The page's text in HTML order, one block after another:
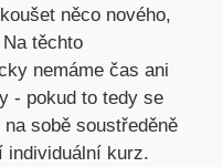
něco nového,
těchto
nemáme čas ani
- pokud to tedy se
sobě soustředěně
individuální kurz.